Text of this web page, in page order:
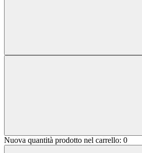
Nuova quantità prodotto nel carrello: 0